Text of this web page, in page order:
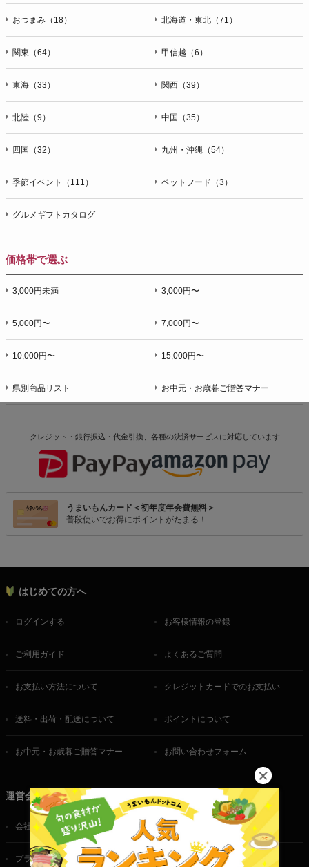
おつまみ（18） 北海道・東北（71）
関東（64） 甲信越（6）
東海（33） 関西（39）
北陸（9） 中国（35）
四国（32） 九州・沖縄（54）
季節イベント（111） ペットフード（3）
グルメギフトカタログ
価格帯で選ぶ
3,000円未満 3,000円〜
5,000円〜 7,000円〜
10,000円〜 15,000円〜
県別商品リスト お中元・お歳暮ご贈答マナー
クレジット・銀行振込・代金引換、各種の決済サービスに対応しています
うまいもんカード＜初年度年会費無料＞
普段使いでお得にポイントがたまる！
はじめての方へ
ログインする お客様情報の登録
ご利用ガイド よくあるご質問
お支払い方法について クレジットカードでのお支払い
送料・出荷・配送について ポイントについて
お中元・お歳暮ご贈答マナー お問い合わせフォーム
運営会社
会社概要 ご利用規約
プライバシーポリシー 特定商取引法に基づく表記